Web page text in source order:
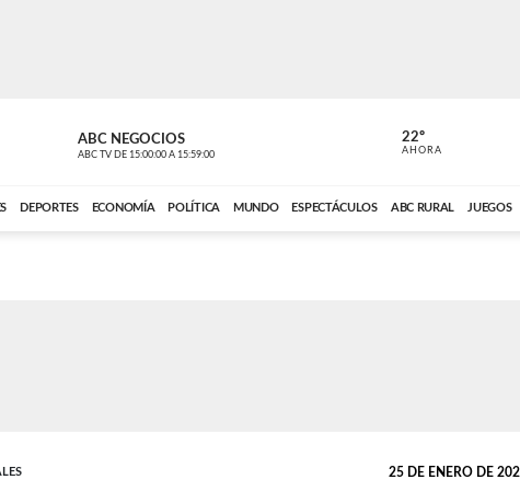
ABC NEGOCIOS
ABC TV DE 15:00:00 A 15:59:00 ABC CARDINAL
22º
AHORA
DEPORTES ECONOMÍA POLÍTICA MUNDO ESPECTÁCULOS ABC RURAL JUEGOS
25 DE ENERO DE